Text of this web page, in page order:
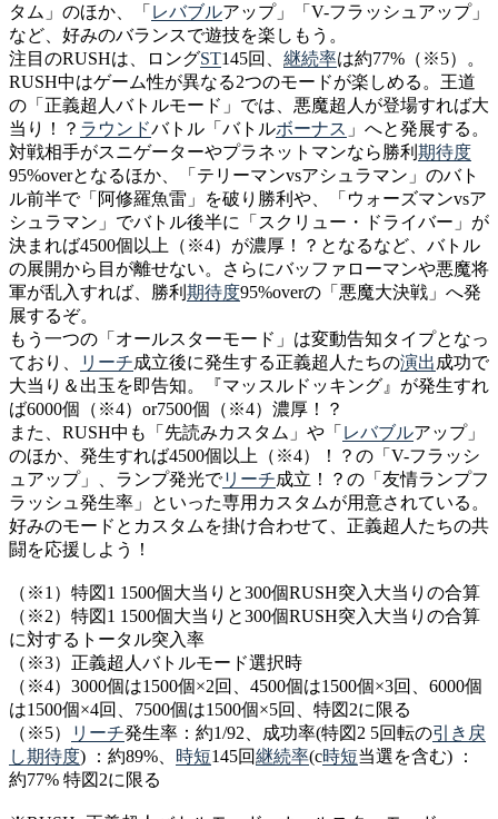
タム」のほか、「 レバブルアップ」「V-フラッシュアップ」
など、好みのバランスで遊技を楽しもう。
注目のRUSHは、ロングST145回、 継続率は約77%（※5）。
RUSH中はゲーム性が異なる2つのモードが楽しめる。王道
の「正義超人バトルモード」では、悪魔超人が登場すれば大
当り！？ ラウンドバトル「バトルボーナス 」へと発展する。
対戦相手がスニゲーターやプラネットマンなら勝利 期待度
95%overとなるほか、「テリーマンvsアシュラマン」のバト
ル前半で「阿修羅魚雷」を破り勝利や、「ウォーズマンvsア
シュラマン」でバトル後半に「スクリュー・ドライバー」が
決まれば4500個以上（※4）が濃厚！？となるなど、バトル
の展開から目が離せない。さらにバッファローマンや悪魔将
軍が乱入すれば、勝利 期待度95%overの「悪魔大決戦」へ発
展するぞ。
もう一つの「オールスターモード」は変動告知タイプとなっ
ており、
リーチ成立後に発生する正義超人たちの演出 成功で
大当り＆出玉を即告知。『マッスルドッキング』が発生すれ
ば6000個（※4）or7500個（※4）濃厚！？
また、RUSH中も「先読みカスタム」や「 レバブルアップ」
のほか、発生すれば4500個以上（※4）！？の「V-フラッシ
ュアップ」、ランプ発光でリーチ成立！？の「友情ランプフ
ラッシュ発生率」といった専用カスタムが用意されている。
好みのモードとカスタムを掛け合わせて、正義超人たちの共
闘を応援しよう！
（※1）特図1 1500個大当りと300個RUSH突入大当りの合算
（※2）特図1 1500個大当りと300個RUSH突入大当りの合算
に対するトータル突入率
（※3）正義超人バトルモード選択時
（※4）3000個は1500個×2回、4500個は1500個×3回、6000個
は1500個×4回、7500個は1500個×5回、特図2に限る
（※5）
リーチ発生率：約1/92、成功率(特図2 5回転の引き戻
し期待度) ：約89%、 時短145回継続率(c時短当選を含む) ：
約77% 特図2に限る